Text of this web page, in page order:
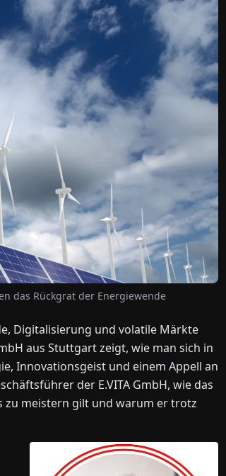
das Rückgrat der Energiewende
Digitalisierung und volatile Märkte
aus Stuttgart zeigt, wie man sich in
Innovationsgeist und einem Appell an
der E.VITA GmbH, wie das
zu meistern gilt und warum er trotz